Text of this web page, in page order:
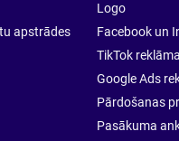
apstrādes
Logo
Facebook un
TikTok reklāma
Google Ads
Pārdošanas
Pasākuma